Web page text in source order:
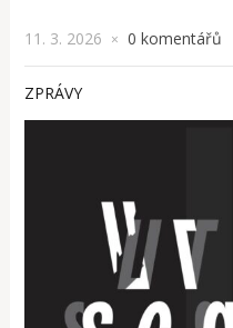
11. 3. 2026 × 0 komentářů
ZPRÁVY